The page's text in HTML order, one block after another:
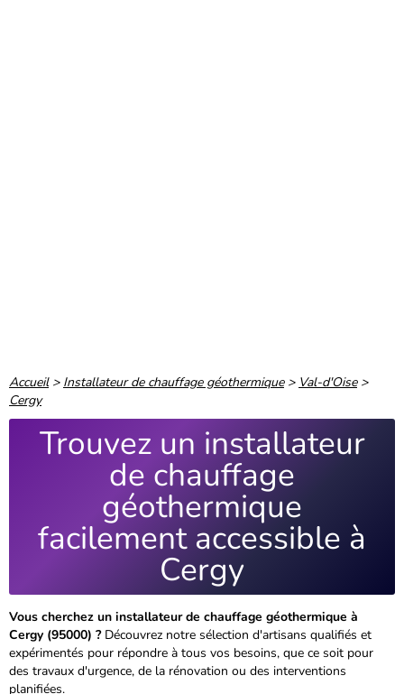
Accueil> Installateur de chauffage géothermique> Val-d'Oise>
Cergy
Trouvez un installateur
de chauffage
géothermique
facilement accessible à
Cergy
Vous cherchez un installateur de chauffage géothermique à
Cergy (95000) ?Découvrez notre sélection d'artisans qualifiés et
expérimentés pour répondre à tous vos besoins, que ce soit pour
des travaux d'urgence, de la rénovation ou des interventions
planifiées.